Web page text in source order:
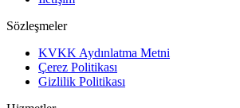
Sözleşmeler
KVKK Aydınlatma Metni
Çerez Politikası
Gizlilik Politikası